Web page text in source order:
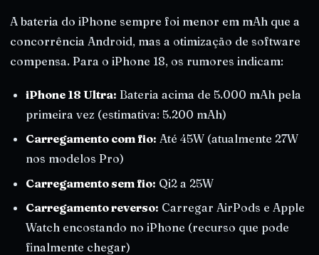
A bateria do iPhone sempre foi menor em mAh que a
concorrência Android, mas a otimização de software
compensa. Para o iPhone 18, os rumores indicam:
iPhone 18 Ultra: Bateria acima de 5.000 mAh pela
primeira vez (estimativa: 5.200 mAh)
Carregamento com fio: Até 45W (atualmente 27W
nos modelos Pro)
Carregamento sem fio: Qi2 a 25W
Carregamento reverso: Carregar AirPods e Apple
Watch encostando no iPhone (recurso que pode
finalmente chegar)